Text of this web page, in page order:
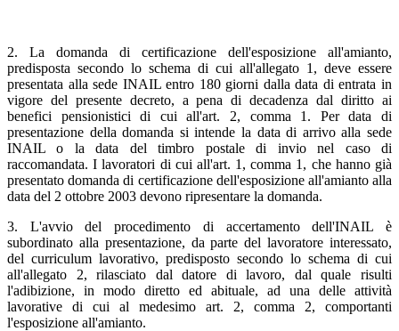
2. La domanda di certificazione dell'esposizione all'amianto,
predisposta secondo lo schema di cui all'allegato 1, deve essere
presentata alla sede INAIL entro 180 giorni dalla data di entrata in
vigore del presente decreto, a pena di decadenza dal diritto ai
benefici pensionistici di cui all'art. 2, comma 1. Per data di
presentazione della domanda si intende la data di arrivo alla sede
INAIL o la data del timbro postale di invio nel caso di
raccomandata. I lavoratori di cui all'art. 1, comma 1, che hanno già
presentato domanda di certificazione dell'esposizione all'amianto alla
data del 2 ottobre 2003 devono ripresentare la domanda.
3. L'avvio del procedimento di accertamento dell'INAIL è
subordinato alla presentazione, da parte del lavoratore interessato,
del curriculum lavorativo, predisposto secondo lo schema di cui
all'allegato 2, rilasciato dal datore di lavoro, dal quale risulti
l'adibizione, in modo diretto ed abituale, ad una delle attività
lavorative di cui al medesimo art. 2, comma 2, comportanti
l'esposizione all'amianto.